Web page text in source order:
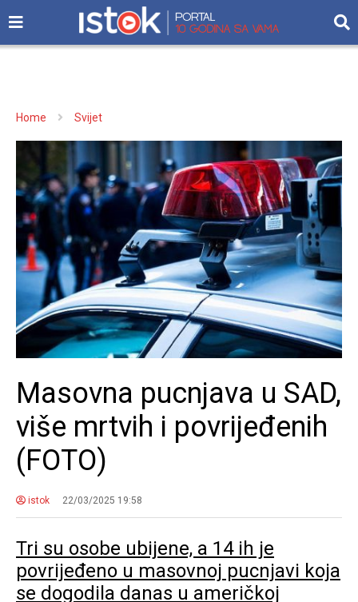
Home Svijet
Masovna pucnjava u SAD,
više mrtvih i povrijeđenih
(FOTO)
istok 22/03/2025 19:58
Tri su osobe ubijene, a 14 ih je
povrijeđeno u masovnoj pucnjavi koja
se dogodila danas u američkoj